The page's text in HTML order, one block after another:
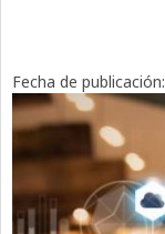
Fecha de publicación: